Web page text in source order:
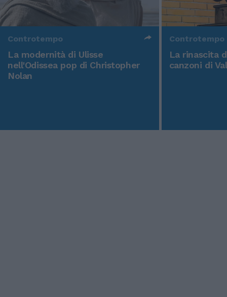
Controtempo
La modernità di Ulisse
nell'Odissea pop di Christopher
Nolan
Controtempo
La rinascita
canzoni di